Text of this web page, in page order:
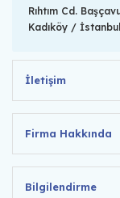
Rıhtım Cd.
Kadıköy / İstanbul
İletişim
Firma Hakkında
Bilgilendirme